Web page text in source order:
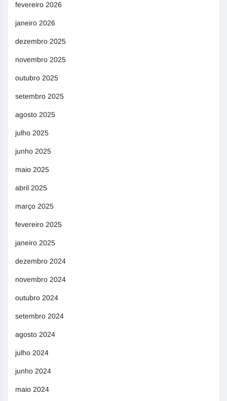
fevereiro 2026
janeiro 2026
dezembro 2025
novembro 2025
outubro 2025
setembro 2025
agosto 2025
julho 2025
junho 2025
maio 2025
abril 2025
março 2025
fevereiro 2025
janeiro 2025
dezembro 2024
novembro 2024
outubro 2024
setembro 2024
agosto 2024
julho 2024
junho 2024
maio 2024